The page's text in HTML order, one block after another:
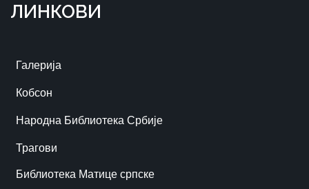
ЛИНКОВИ
Галерија
Кобсон
Народна Библиотека Србије
Трагови
Библиотека Матице српске